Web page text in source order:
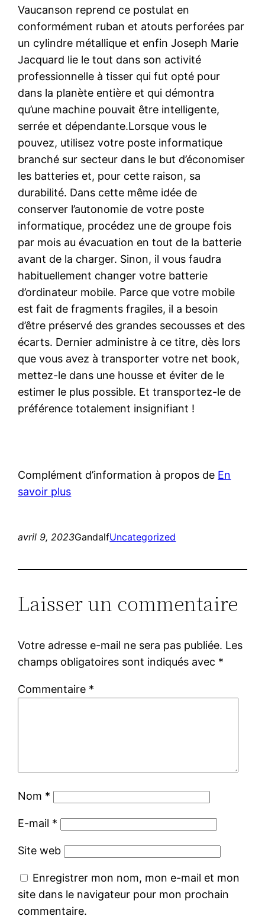
Vaucanson reprend ce postulat en
conformément ruban et atouts perforées par
un cylindre métallique et enfin Joseph Marie
Jacquard lie le tout dans son activité
professionnelle à tisser qui fut opté pour
dans la planète entière et qui démontra
qu’une machine pouvait être intelligente,
serrée et dépendante.Lorsque vous le
pouvez, utilisez votre poste informatique
branché sur secteur dans le but d’économiser
les batteries et, pour cette raison, sa
durabilité. Dans cette même idée de
conserver l’autonomie de votre poste
informatique, procédez une de groupe fois
par mois au évacuation en tout de la batterie
avant de la charger. Sinon, il vous faudra
habituellement changer votre batterie
d’ordinateur mobile. Parce que votre mobile
est fait de fragments fragiles, il a besoin
d’être préservé des grandes secousses et des
écarts. Dernier administre à ce titre, dès lors
que vous avez à transporter votre net book,
mettez-le dans une housse et éviter de le
estimer le plus possible. Et transportez-le de
préférence totalement insignifiant !
Complément d’information à propos de En
savoir plus
avril 9, 2023GandalfUncategorized
Laisser un commentaire
Votre adresse e-mail ne sera pas publiée. Les
champs obligatoires sont indiqués avec *
Commentaire *
Nom *
E-mail *
Site web
Enregistrer mon nom, mon e-mail et mon
site dans le navigateur pour mon prochain
commentaire.